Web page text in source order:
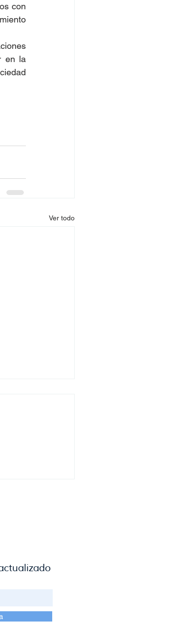
con
Ver todo